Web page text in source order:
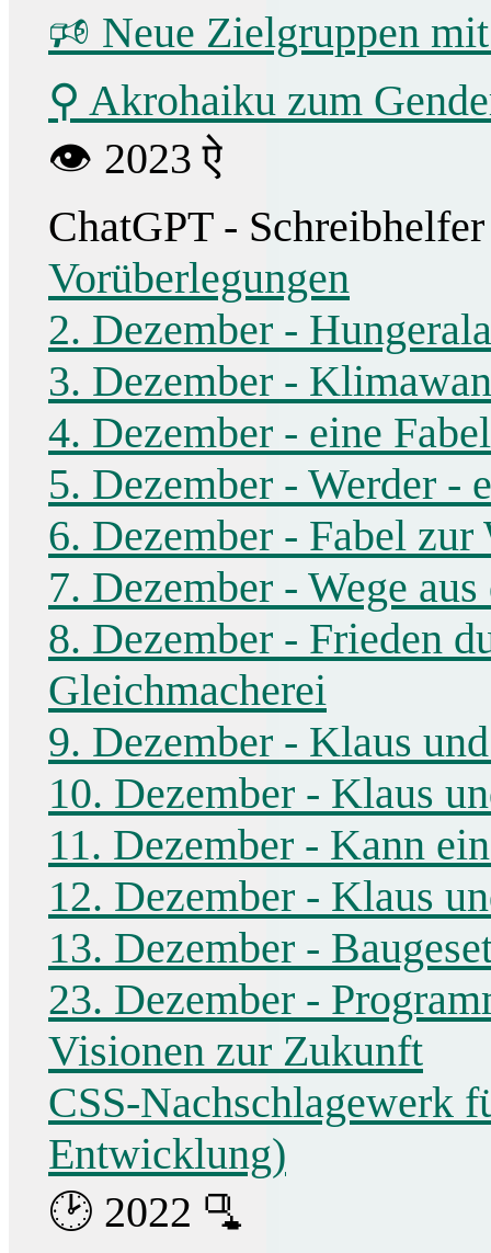
🕫 Neue Zielgruppen
⚲ Akrohaiku zum
👁 2023 ऐ
ChatGPT - Schreibhelfer
Vorüberlegungen
2. Dezember -
3. Dezember -
4. Dezember - eine
5. Dezember - Werder -
6. Dezember - Fabel zur
7. Dezember - Wege
8. Dezember - Frieden
Gleichmacherei
9. Dezember - Klaus
10. Dezember - Klaus
11. Dezember - Kann
12. Dezember - Klaus
13. Dezember -
23. Dezember -
Visionen zur Zukunft
CSS-Nachschlagewerk
Entwicklung)
🕑 2022 🫗